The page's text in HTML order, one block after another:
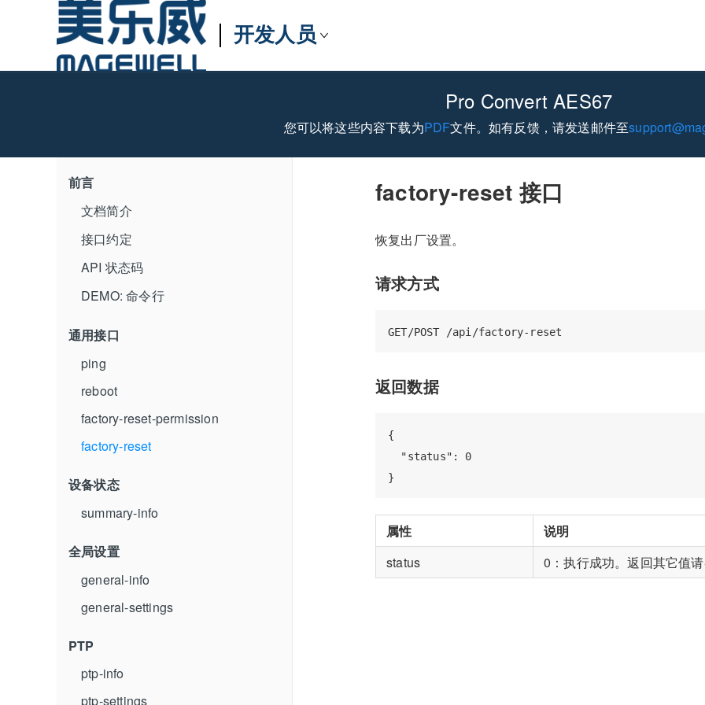
开发人员
Pro Convert AES67
您可以将这些内容下载为PDF文件。如有反馈，请发送邮件至
前言
文档简介
接口约定
API 状态码
DEMO: 命令行
通用接口
ping
reboot
factory-reset-permission
factory-reset
设备状态
summary-info
全局设置
general-info
general-settings
PTP
ptp-info
ptp-settings
factory-reset 接口
恢复出厂设置。
请求方式
返回数据
{
  "status": 0
属性
说明
status
0：执行成功。返回其它值